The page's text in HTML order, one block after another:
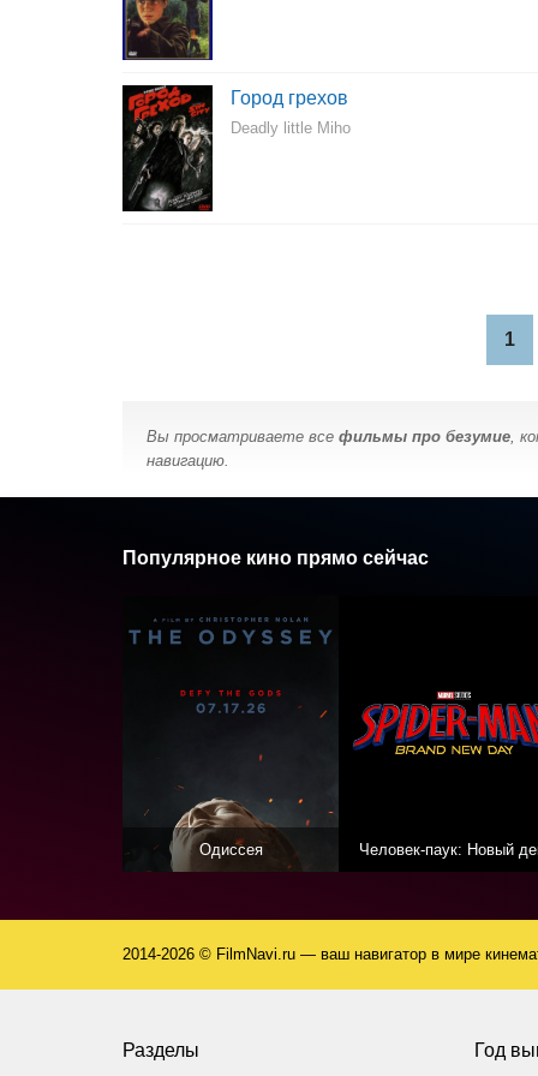
Город грехов
Deadly little Miho
1
Вы просматриваете все фильмы про безумие,
навигацию.
Популярное кино прямо сейчас
Одиссея Человек-паук: Новый
2014-2026 © FilmNavi.ru — ваш навигатор в мире
Разделы Год